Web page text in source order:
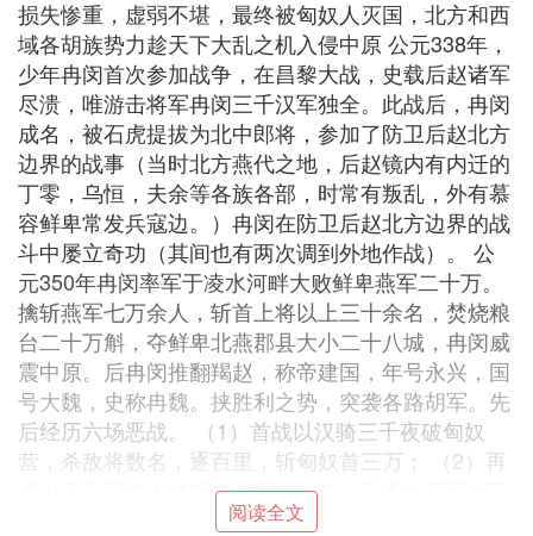
损失惨重，虚弱不堪，最终被匈奴人灭国，北方和西
域各胡族势力趁天下大乱之机入侵中原 公元338年，
少年冉闵首次参加战争，在昌黎大战，史载后赵诸军
尽溃，唯游击将军冉闵三千汉军独全。此战后，冉闵
成名，被石虎提拔为北中郎将，参加了防卫后赵北方
边界的战事（当时北方燕代之地，后赵镜内有内迁的
丁零，乌恒，夫余等各族各部，时常有叛乱，外有慕
容鲜卑常发兵寇边。）冉闵在防卫后赵北方边界的战
斗中屡立奇功（其间也有两次调到外地作战）。 公
元350年冉闵率军于凌水河畔大败鲜卑燕军二十万。
擒斩燕军七万余人，斩首上将以上三十余名，焚烧粮
台二十万斛，夺鲜卑北燕郡县大小二十八城，冉闵威
震中原。后冉闵推翻羯赵，称帝建国，年号永兴，国
号大魏，史称冉魏。挟胜利之势，突袭各路胡军。先
后经历六场恶战。 （1）首战以汉骑三千夜破匈奴
营，杀敌将数名，逐百里，斩匈奴首三万； （2）再
战以五千汉骑大破胡骑七万； （3）三战以汉军七万
加四万乞活义军破众胡联军三十余万； （4）四战先
阅读全文